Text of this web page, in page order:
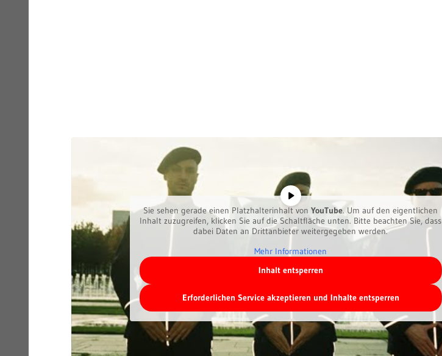
Sie sehen gerade einen Platzhalterinhalt von YouTube. Um auf den eigentlichen
Inhalt zuzugreifen, klicken Sie auf die Schaltfläche unten. Bitte beachten Sie, dass
dabei Daten an Drittanbieter weitergegeben werden.
Mehr Informationen
Inhalt entsperren
Erforderlichen Service akzeptieren und Inhalte entsperren